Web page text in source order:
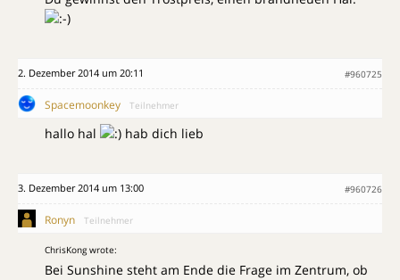
2. Dezember 2014 um 20:11 #960725
Spacemoonkey Teilnehmer
hallo hal hab dich lieb
3. Dezember 2014 um 13:00 #960726
Ronyn Teilnehmer
ChrisKong wrote:
Bei Sunshine steht am Ende die Frage im Zentrum, ob